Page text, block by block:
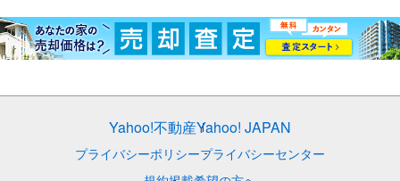
Yahoo!不動産Yahoo! JAPAN
プライバシーポリシープライバシーセンター